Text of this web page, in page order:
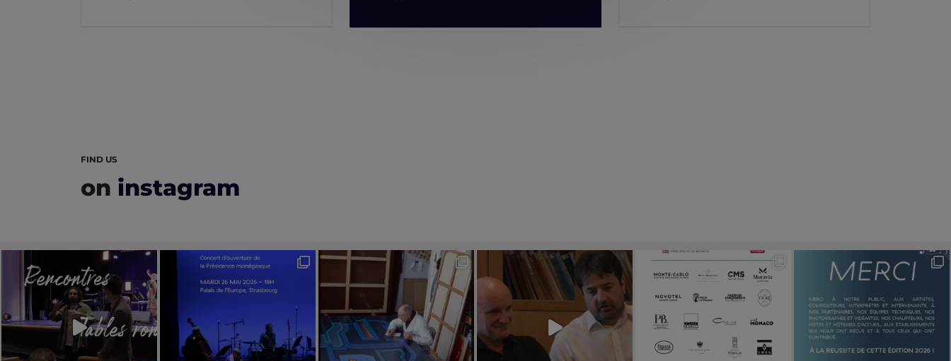
FIND US
on instagram